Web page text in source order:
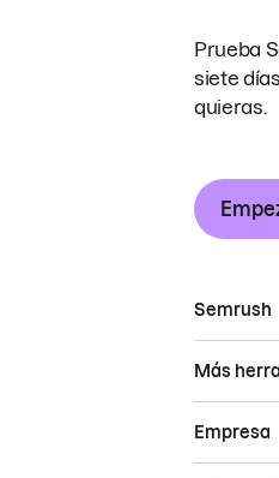
Prueba
siete
quieras.
Semrush
Más
Empresa